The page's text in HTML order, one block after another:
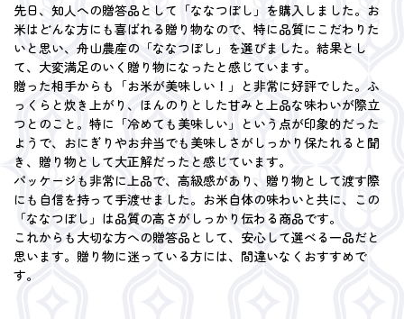
先日、知人への贈答品として「ななつぼし」を購入しました。お
米はどんな方にも喜ばれる贈り物なので、特に品質にこだわりた
いと思い、舟山農産の「ななつぼし」を選びました。結果とし
て、大変満足のいく贈り物になったと感じています。
贈った相手からも「お米が美味しい！」と非常に好評でした。ふ
っくらと炊き上がり、ほんのりとした甘みと上品な味わいが際立
つとのこと。特に「冷めても美味しい」という点が印象的だった
ようで、おにぎりやお弁当でも美味しさがしっかり保たれると聞
き、贈り物として大正解だったと感じています。
パッケージも非常に上品で、高級感があり、贈り物として渡す際
にも自信を持って手渡せました。お米自体の味わいと共に、この
「ななつぼし」は品質の高さがしっかり伝わる商品です。
これからも大切な方への贈答品として、安心して選べる一品だと
思います。贈り物に迷っている方には、間違いなくおすすめで
す。